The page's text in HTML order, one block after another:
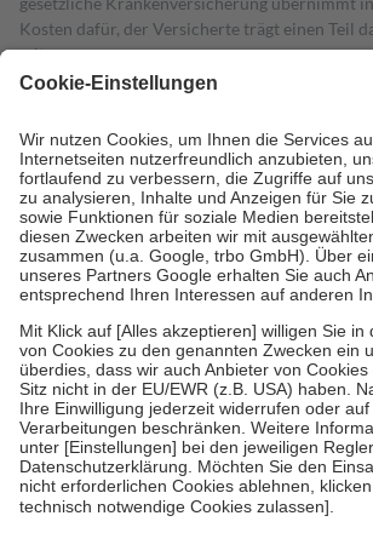
Kosten dafür, der Versicherte trägt einen Teil
mit.
Grundsätzlich leisten Mitglieder Zuzahlungen
höchstens zehn Euro.
Es sind jedoch nie mehr
Kosten der Leistung zu entrichten.
Diese Regeln gelten grundsätzlich auch für
Bei Heilmitteln und häuslicher Krankenpflege
Zuzahlung zehn Prozent der Kosten sowie
Verordnung.
Um das Engagement der Versicherten für ihre
stärken und die besondere Stellung der Familie
fallenkeine Zuzahlungenan bei:
• Kindern und Jugendlichen bis zum
mit Ausnahme der Fahrkosten
• Untersuchungen zur Vorsorge und
GKV getragen werden
• empfohlenen Schutzimpfungen
• Harn- und Blutteststreifen